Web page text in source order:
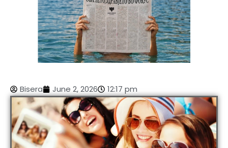
Bisera June 2, 2026 12:17 pm